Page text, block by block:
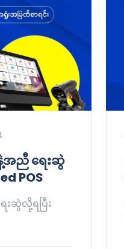
အညီ ရေးဆွဲ
POS
းဆွဲလို့ရပြီး